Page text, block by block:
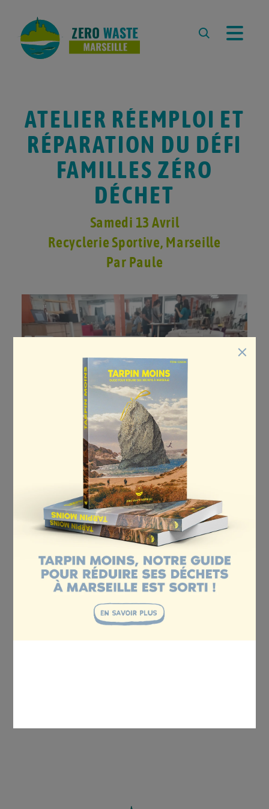
L’ÉQUIPE
REVUE DE PRESSE
PARTENAIRES
RESSOURCES
LA DÉMARCHE ZERO WASTE
CARTE ZÉRO DÉCHET
MARSEILLE
ZÉRO DÉCHET À L’ÉCOLE
COMPOSTER À MARSEILLE
RÉPARATION/RÉ-EMPLOI
LIVRES & PUBLICATIONS
RECETTES COSMÉTIQUES
PRODUITS D’ENTRETIEN
NOS ACTIONS
PRESTATIONS
DÉFI DES FAMILLES
DÉFI VOISINS ZÉRO DÉCHET
DÉFI DES ÉCOLES
COMMERCE ENGAGÉ
TARPIN MOINS
S’ENGAGER
DEVENIR BÉNÉVOLE
DEVENIR VOLONTAIRE EN
SERVICE CIVIQUE
FAIRE UN DON
DEVENIR MÉCÈNE
AGENDA
ATELIER RÉEMPLOI ET
RÉPARATION DU DÉFI
FAMILLES ZÉRO
DÉCHET
Samedi 13 Avril
Recyclerie Sportive, Marseille
Par Paule
Réservé aux familles inscrites au Défi Familles
Le samedi 13 avril, les familles participant au Défi
pourront découvrir le monde du réemploi et de la
réparation à travers différents ateliers
couture/réparation. L’événement se déroulera à la
Recyclerie Sportive, un lieu engagé dans
l’économie circulaire et l’accès au sport pour tous.
Recyclerie Sportive
29 bd de Briançon
×